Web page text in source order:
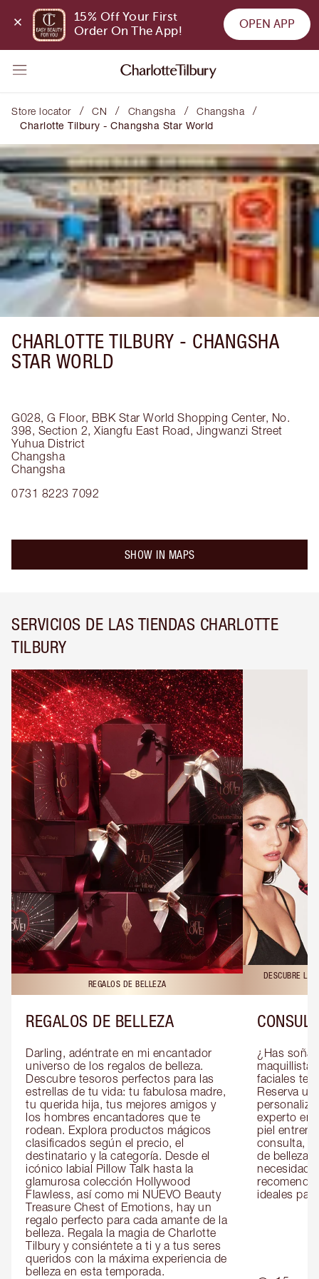
15% Off Your First
Order On The App!
OPEN APP
Store locator / CN / Changsha / Changsha /
Charlotte Tilbury - Changsha Star World
CHARLOTTE TILBURY - CHANGSHA
STAR WORLD
G028, G Floor, BBK Star World Shopping Center, No.
398, Section 2, Xiangfu East Road, Jingwanzi Street
Yuhua District
Changsha
Changsha
0731 8223 7092
SHOW IN MAPS
SERVICIOS DE LAS TIENDAS CHARLOTTE
TILBURY
REGALOS DE BELLEZA
REGALOS DE BELLEZA
Darling, adéntrate en mi encantador
universo de los regalos de belleza.
Descubre tesoros perfectos para las
estrellas de tu vida: tu fabulosa madre,
tu querida hija, tus mejores amigos y
los hombres encantadores que te
rodean. Explora productos mágicos
clasificados según el precio, el
destinatario y la categoría. Desde el
icónico labial Pillow Talk hasta la
glamurosa colección Hollywood
Flawless, así como mi NUEVO Beauty
Treasure Chest of Emotions, hay un
regalo perfecto para cada amante de la
belleza. Regala la magia de Charlotte
Tilbury y consiéntete a ti y a tus seres
queridos con la máxima experiencia de
belleza en esta temporada.
DESCUBRE
¿Has
maquillista
faciales te
Reserva
experto en
piel
consulta,
de belleza
ideales